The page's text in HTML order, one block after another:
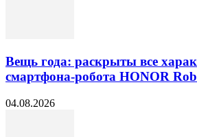
Вещь года: раскрыты все
смартфона-робота HONOR
04.08.2026